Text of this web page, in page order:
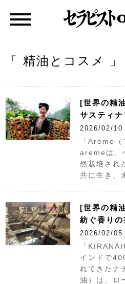
「 精油とコスメ
[世界の精
サスティ
2026/02/10
「Areme
aremeは、
然栽培され
共に生き、
[世界の精
紡ぐ香りの
2026/02/05
「
インドで
れてきたナ
油）は、ロ